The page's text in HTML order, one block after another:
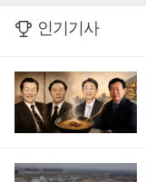
인기기사